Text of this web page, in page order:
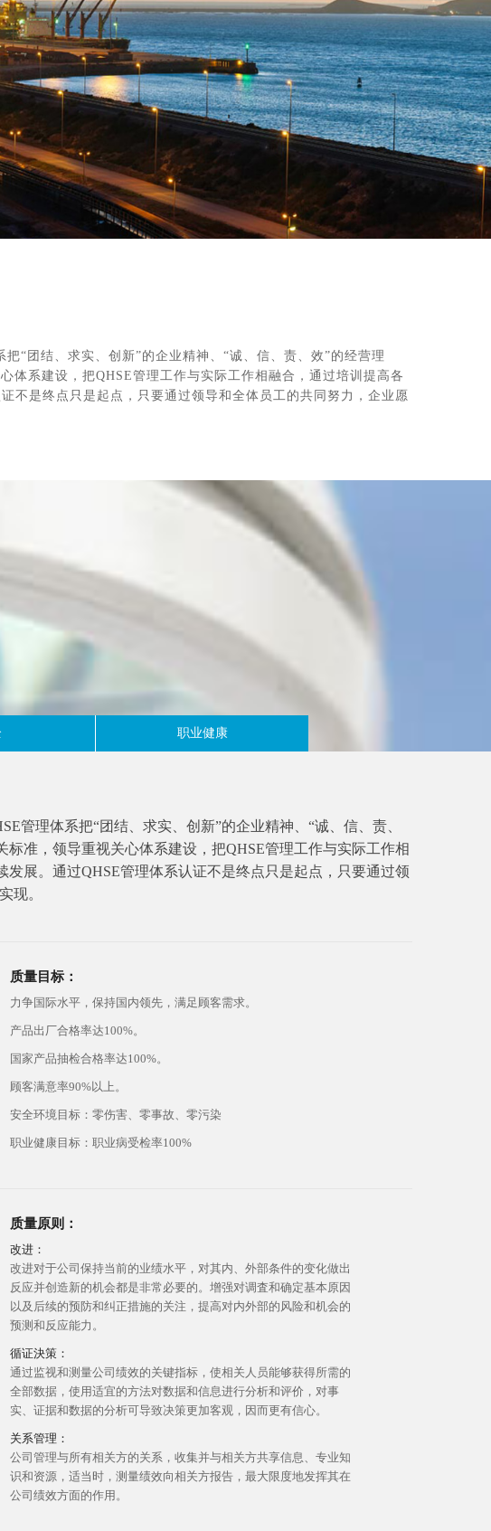
强服务产业，两个产业协同发展，实现一方面满足客户
品应用服务、绿色化工产业发展。另一方面利用企业专
工程设备制造安装等进行对外服务，以服务临江、行业
步开拓服务业务，提升服务资质与水平，打造企业未来
企业未来发展与区域发展
们的目标是创造中国电子
为基石，自主开发和引进
需求，引领产业发展。
“团结、求实、创新”的企业精神、“诚、信、责、效”的经营理
体系建设，把QHSE管理工作与实际工作相融合，通过培训提高各
不是终点只是起点，只要通过领导和全体员工的共同努力，企业愿
职业健康
管理体系把“团结、求实、创新”的企业精神、“诚、信、责、
准，领导重视关心体系建设，把QHSE管理工作与实际工作相
展。通过QHSE管理体系认证不是终点只是起点，只要通过领
现。
质量目标：
力争国际水平，保持国内领先，满足顾客需求。
产品出厂合格率达100%。
国家产品抽检合格率达100%。
顾客满意率90%以上。
安全环境目标：零伤害、零事故、零污染
职业健康目标：职业病受检率100%
质量原则：
改进：
改进对于公司保持当前的业绩水平，对其内、外部条件的变化做出
反应并创造新的机会都是非常必要的。增强对调査和确定基本原因
以及后续的预防和纠正措施的关注，提高对内外部的风险和机会的
预测和反应能力。
循证決策：
通过监视和测量公司绩效的关键指标，使相关人员能够获得所需的
全部数据，使用适宜的方法对数据和信息进行分析和评价，对事
实、证据和数据的分析可导致决策更加客观，因而更有信心。
关系管理：
公司管理与所有相关方的关系，收集并与相关方共享信息、专业知
识和资源，适当时，测量绩效向相关方报告，最大限度地发挥其在
公司绩效方面的作用。